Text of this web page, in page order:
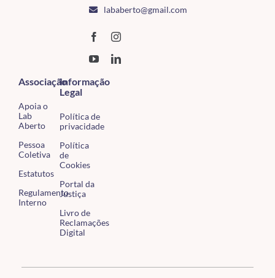
lababerto@gmail.com
Associação
Apoia o
Lab
Aberto
Pessoa
Coletiva
Estatutos
Regulamento
Interno
Informação
Legal
Política de
privacidade
Política
de
Cookies
Portal da
Justiça
Livro de
Reclamações
Digital